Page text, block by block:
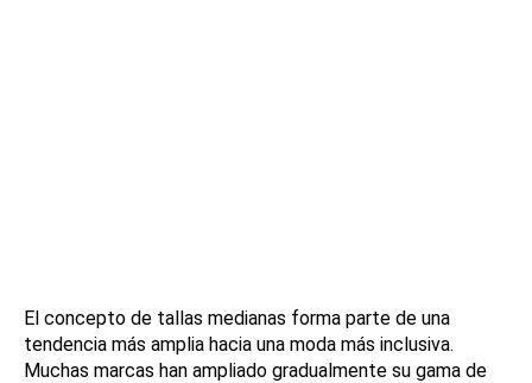
El concepto de tallas medianas forma parte de una
tendencia más amplia hacia una moda más inclusiva.
Muchas marcas han ampliado gradualmente su gama de